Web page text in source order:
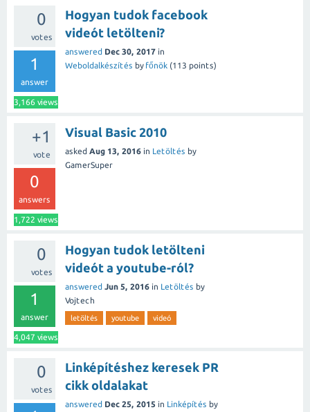
0
votes
1
answer
3,166 views
Hogyan tudok facebook
videót letölteni?
answered Dec 30, 2017 in
Weboldalkészítés by főnök (113 points)
+1
vote
0
answers
1,722 views
Visual Basic 2010
asked Aug 13, 2016 in Letöltés by
GamerSuper
0
votes
1
answer
4,047 views
Hogyan tudok letölteni
videót a youtube-ról?
answered Jun 5, 2016 in Letöltés by
Vojtech
letöltés youtube videó
0
votes
Linképítéshez keresek PR
cikk oldalakat
answered Dec 25, 2015 in Linképítés by